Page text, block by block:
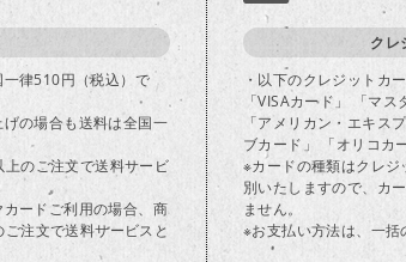
一律510円（税込）で
げの場合も送料は全国一
のご注文で送料サービ
カードご利用の場合、商
注文で送料サービスと
クレ
・以下のクレジットカ
「VISAカード」 「マス
「アメリカン・エキス
ブカード」 「オリコカ
※カードの種類はクレ
別いたしますので、カ
ません。
※お支払い方法は、一